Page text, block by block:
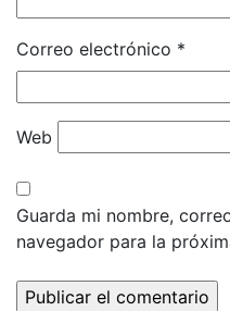
Correo electrónico *
Web
Guarda mi nombre,
navegador para la